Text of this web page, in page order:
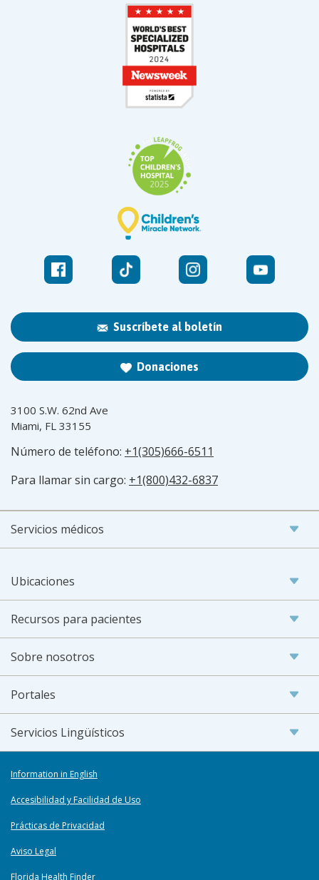
Suscríbete al boletín
Donaciones
3100 S.W. 62nd Ave
Miami, FL 33155
Número de teléfono: +1(305)666-6511
Para llamar sin cargo: +1(800)432-6837
Servicios médicos
Ubicaciones
Recursos para pacientes
Sobre nosotros
Portales
Servicios Lingüísticos
Information in English
Accesibilidad y Facilidad de Uso
Prácticas de Privacidad
Aviso Legal
Florida Health Finder